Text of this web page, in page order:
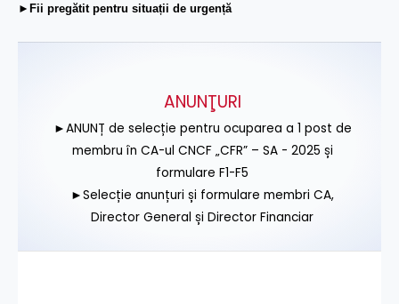
►Fii pregătit pentru situații de urgență
ANUNŢURI
►ANUNȚ de selecție pentru ocuparea a 1 post de
membru în CA-ul CNCF „CFR” – SA - 2025 și
formulare F1-F5
►Selecție anunțuri și formulare membri CA,
Director General și Director Financiar